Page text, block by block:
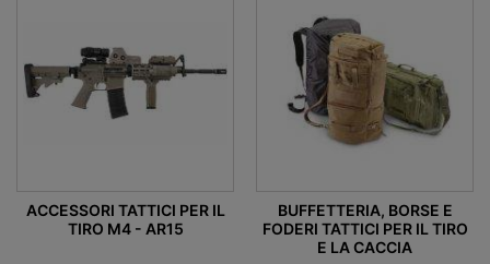
ACCESSORI TATTICI PER IL
TIRO M4 - AR15
BUFFETTERIA, BORSE E
FODERI TATTICI PER IL TIRO
E LA CACCIA